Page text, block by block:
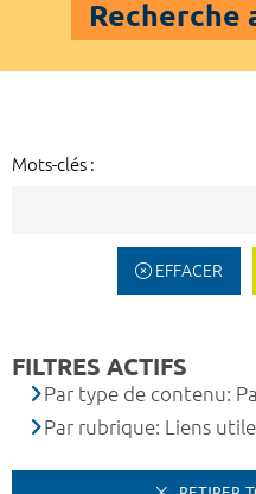
Recherche
Mots-clés :
EFFACER
FILTRES ACTIFS
Par type de contenu:
Par rubrique: Liens